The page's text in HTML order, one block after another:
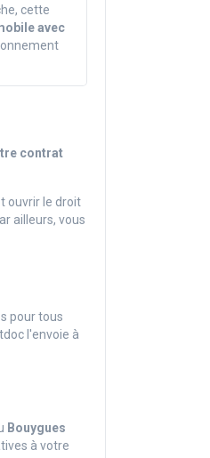
cette
avec
contrat
ouvrir le droit
ailleurs, vous
pour tous
l'envoie à
Bouygues
à votre